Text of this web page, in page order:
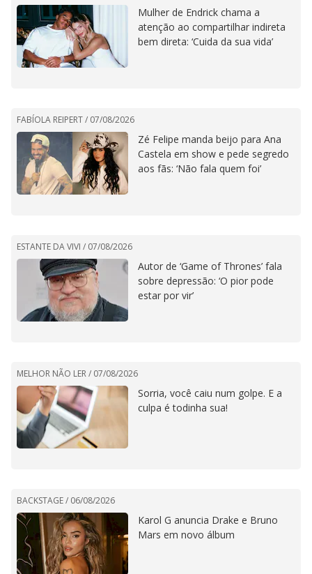
Mulher de Endrick chama a
atenção ao compartilhar indireta
bem direta: ‘Cuida da sua vida’
FABÍOLA REIPERT / 07/08/2026
Zé Felipe manda beijo para Ana
Castela em show e pede segredo
aos fãs: ‘Não fala quem foi’
ESTANTE DA VIVI / 07/08/2026
Autor de ‘Game of Thrones’ fala
sobre depressão: ‘O pior pode
estar por vir’
MELHOR NÃO LER / 07/08/2026
Sorria, você caiu num golpe. E a
culpa é todinha sua!
BACKSTAGE / 06/08/2026
Karol G anuncia Drake e Bruno
Mars em novo álbum